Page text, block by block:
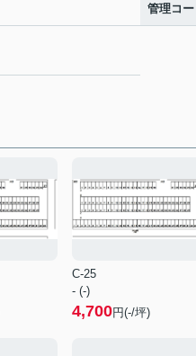
管理コー
C-25
- (-)
4,700円(-/坪)